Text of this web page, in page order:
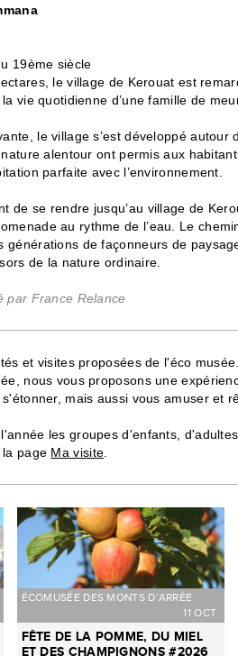
19ème siècle
le village de Kerouat est
vie quotidienne d’une famille de
le village s’est développé autour
alentour ont permis aux
parfaite avec l’environnement.
de se rendre jusqu’au village de
au rythme de l’eau. Le
générations de façonneurs de
de la nature ordinaire.
par France Relance
et visites proposées de l'éco musée.
nous vous proposons une
mais aussi vous amuser et
les groupes d'enfants,
page Ma visite
ÉCOMUSÉE DES MONTS D’ARRÉE
11 OCT.
FÊTE DE LA POMME, DU MIEL
ET DES CHAMPIGNONS #2026